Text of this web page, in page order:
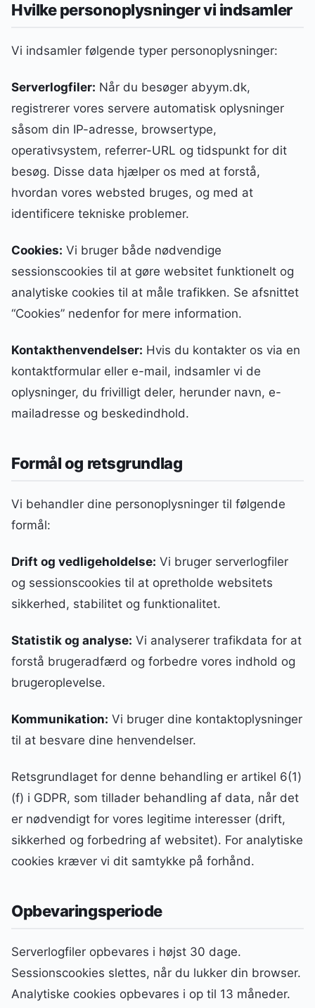
Hvilke personoplysninger vi indsamler
Vi indsamler følgende typer personoplysninger:
Serverlogfiler: Når du besøger abyym.dk,
registrerer vores servere automatisk oplysninger
såsom din IP-adresse, browsertype,
operativsystem, referrer-URL og tidspunkt for dit
besøg. Disse data hjælper os med at forstå,
hvordan vores websted bruges, og med at
identificere tekniske problemer.
Cookies: Vi bruger både nødvendige
sessionscookies til at gøre websitet funktionelt og
analytiske cookies til at måle trafikken. Se afsnittet
“Cookies” nedenfor for mere information.
Kontakthenvendelser: Hvis du kontakter os via en
kontaktformular eller e-mail, indsamler vi de
oplysninger, du frivilligt deler, herunder navn, e-
mailadresse og beskedindhold.
Formål og retsgrundlag
Vi behandler dine personoplysninger til følgende
formål:
Drift og vedligeholdelse: Vi bruger serverlogfiler
og sessionscookies til at opretholde websitets
sikkerhed, stabilitet og funktionalitet.
Statistik og analyse: Vi analyserer trafikdata for at
forstå brugeradfærd og forbedre vores indhold og
brugeroplevelse.
Kommunikation: Vi bruger dine kontaktoplysninger
til at besvare dine henvendelser.
Retsgrundlaget for denne behandling er artikel 6(1)
(f) i GDPR, som tillader behandling af data, når det
er nødvendigt for vores legitime interesser (drift,
sikkerhed og forbedring af websitet). For analytiske
cookies kræver vi dit samtykke på forhånd.
Opbevaringsperiode
Serverlogfiler opbevares i højst 30 dage.
Sessionscookies slettes, når du lukker din browser.
Analytiske cookies opbevares i op til 13 måneder.